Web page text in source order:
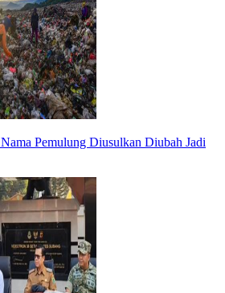
Nama Pemulung Diusulkan Diubah Jadi